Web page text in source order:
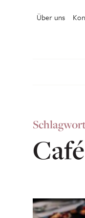
Über uns